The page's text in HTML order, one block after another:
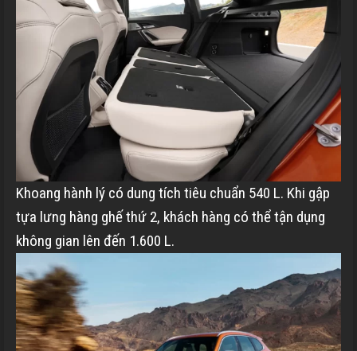
Khoang hành lý có dung tích tiêu chuẩn 540 L. Khi gập
tựa lưng hàng ghế thứ 2, khách hàng có thể tận dụng
không gian lên đến 1.600 L.